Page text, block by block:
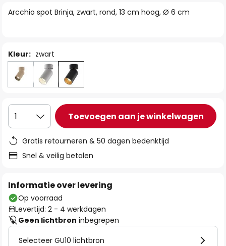
de
Arcchio spot Brinja, zwart, rond, 13 cm hoog, Ø 6 cm
Kleur: zwart
1 Toevoegen aan je winkelwagen
Gratis retourneren & 50 dagen bedenktijd
Snel & veilig betalen
Informatie over levering
Op voorraad
Levertijd: 2 - 4 werkdagen
Geen lichtbron inbegrepen
Selecteer GU10 lichtbron